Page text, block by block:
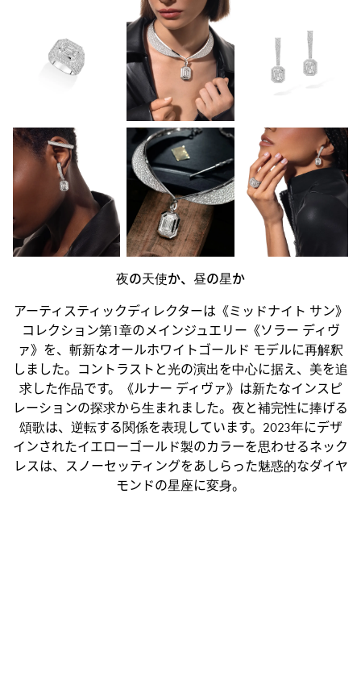
夜の天使か、昼の星か
アーティスティックディレクターは《ミッドナイト サン》
コレクション第1章のメインジュエリー《ソラー ディヴ
ァ》を、斬新なオールホワイトゴールド モデルに再解釈
しました。コントラストと光の演出を中心に据え、美を追
求した作品です。《ルナー ディヴァ》は新たなインスピ
レーションの探求から生まれました。夜と補完性に捧げる
頌歌は、逆転する関係を表現しています。2023年にデザ
インされたイエローゴールド製のカラーを思わせるネック
レスは、スノーセッティングをあしらった魅惑的なダイヤ
モンドの星座に変身。